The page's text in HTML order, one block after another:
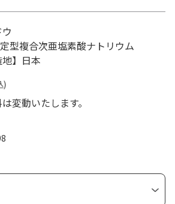
型複合次亜塩素酸ナトリウム
地】日本
)
変動いたします。